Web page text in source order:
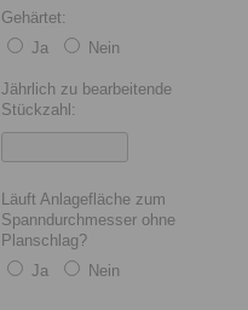
Gehärtet:
Ja
Nein
Jährlich zu bearbeitende
Stückzahl:
Läuft Anlagefläche zum
Spanndurchmesser ohne
Planschlag?
Ja
Nein